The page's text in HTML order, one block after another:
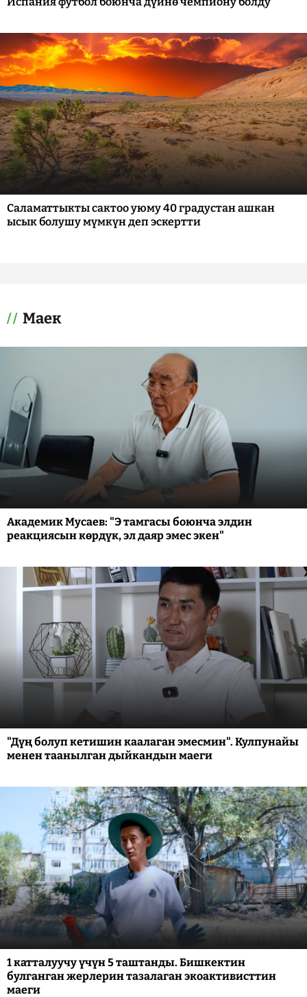
Саламаттыкты сактоо уюму 40 градустан ашкан
ысык болушу мүмкүн деп эскертти
Маек
Академик Мусаев: "Э тамгасы боюнча элдин
реакциясын көрдүк, эл даяр эмес экен"
"Дүң болуп кетишин каалаган эмесмин". Кулпунайы
менен таанылган дыйкандын маеги
1 катталуучу үчүн 5 таштанды. Бишкектин
булганган жерлерин тазалаган экоактивисттин
маеги